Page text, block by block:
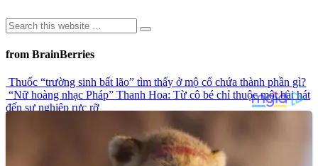
from BrainBerries
Thuốc “trường sinh bất lão” tìm thấy ở mộ cổ chứa thành phần gì?
“Nữ hoàng nhạc Pháp” Thanh Hoa: Từ cô bé chỉ thuộc một bài hát
đến sự nghiệp rực rỡ
sập gây chú ý trên mạng xã hội
Top 9 công trình kiến trúc đá đầy bí ẩn trong lịch sử
Ngôn Ngữ Của Đôi Môi: Có Thể Bạn Chưa Biết!